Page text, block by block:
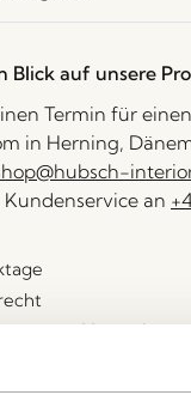
Blick auf unsere
Termin für
in Herning,
an
über499 DKK*